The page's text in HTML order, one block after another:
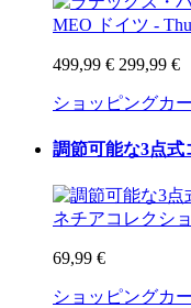
499,99 € 299,99 €
ショッピングカ
調節可能な3点式
69,99 €
ショッピングカ